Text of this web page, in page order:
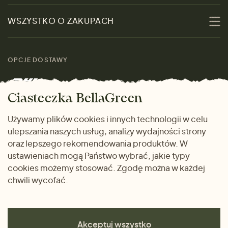
Zrównoważoność
Skontaktuj się z nami
Marki
Promocje
Kobiety
Mężczyźni
Dom i wnętrze
Prezenty
WSZYSTKO O ZAKUPACH
rozmiarach
Zwrot towaru
Dlaczego warto kupować
u nas
OPCJE DOSTAWY
METODY PŁATNOŚCI
Ciasteczka BellaGreen
Używamy plików cookies i innych technologii w celu
ulepszania naszych usług, analizy wydajności strony
oraz lepszego rekomendowania produktów. W
ustawieniach mogą Państwo wybrać, jakie typy
cookies możemy stosować. Zgodę można w każdej
chwili wycofać.
Akceptuj wszystko